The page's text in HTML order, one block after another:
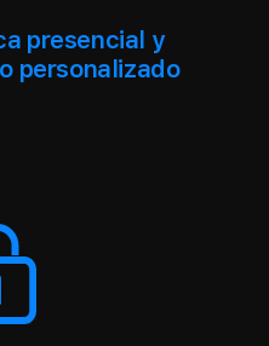
presencial y
personalizado